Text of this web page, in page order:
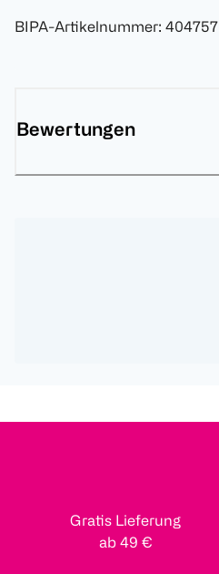
BIPA-Artikelnummer: 404757
Bewertungen
Gratis Lieferung
ab 49 €